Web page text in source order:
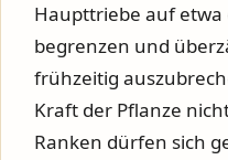
Haupttriebe auf etwa
begrenzen und
frühzeitig
Kraft der Pflanze
Ranken dürfen sich